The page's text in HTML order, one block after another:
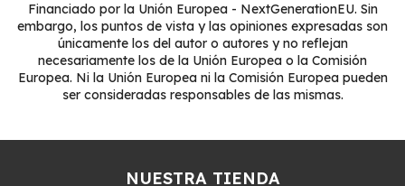
Financiado por la Unión Europea - NextGenerationEU. Sin
embargo, los puntos de vista y las opiniones expresadas son
únicamente los del autor o autores y no reflejan
necesariamente los de la Unión Europea o la Comisión
Europea. Ni la Unión Europea ni la Comisión Europea pueden
ser consideradas responsables de las mismas.
NUESTRA TIENDA